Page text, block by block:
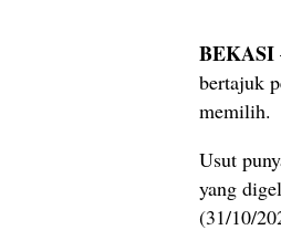
BEKASI
bertajuk
memilih.
Usut
yang
(31/10/